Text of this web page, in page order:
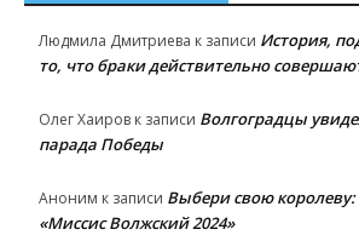
Людмила Дмитриева к записи История,
то, что браки действительно
Олег Хаиров к записи Волгоградцы
парада Победы
Аноним к записи Выбери свою королеву:
«Миссис Волжский 2024»